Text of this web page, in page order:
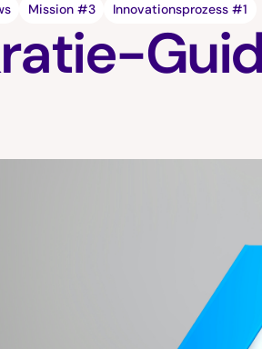
Mission #3 Innovationsprozess #1